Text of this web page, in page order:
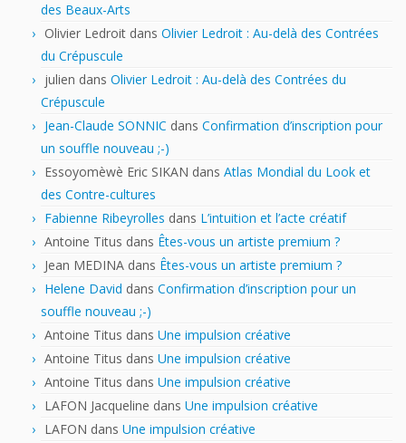
des Beaux-Arts
Olivier Ledroit dans Olivier Ledroit : Au-delà des Contrées
du Crépuscule
julien dans Olivier Ledroit : Au-delà des Contrées du
Crépuscule
Jean-Claude SONNIC dans Confirmation d’inscription pour
un souffle nouveau ;-)
Essoyomèwè Eric SIKAN dans Atlas Mondial du Look et
des Contre-cultures
Fabienne Ribeyrolles dans L’intuition et l’acte créatif
Antoine Titus dans Êtes-vous un artiste premium ?
Jean MEDINA dans Êtes-vous un artiste premium ?
Helene David dans Confirmation d’inscription pour un
souffle nouveau ;-)
Antoine Titus dans Une impulsion créative
Antoine Titus dans Une impulsion créative
Antoine Titus dans Une impulsion créative
LAFON Jacqueline dans Une impulsion créative
LAFON dans Une impulsion créative